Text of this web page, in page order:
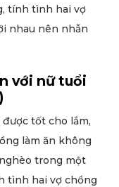
tính tình hai vợ
nhau nên nhẫn
với nữ tuổi
tốt cho lắm,
làm ăn không
trong một
tình hai vợ chồng